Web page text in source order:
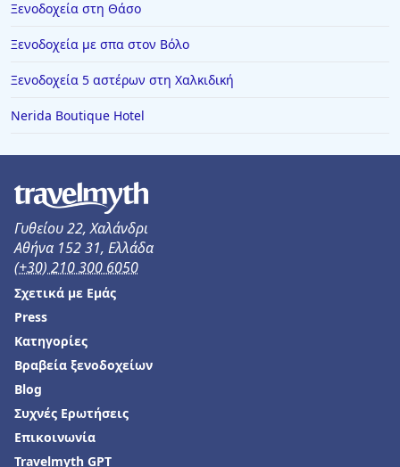
Ξενοδοχεία στη Θάσο
Ξενοδοχεία με σπα στον Βόλο
Ξενοδοχεία 5 αστέρων στη Χαλκιδική
Nerida Boutique Hotel
Γυθείου 22, Χαλάνδρι
Αθήνα 152 31, Ελλάδα
(+30) 210 300 6050
Σχετικά με Εμάς
Press
Κατηγορίες
Βραβεία ξενοδοχείων
Blog
Συχνές Ερωτήσεις
Επικοινωνία
Travelmyth GPT